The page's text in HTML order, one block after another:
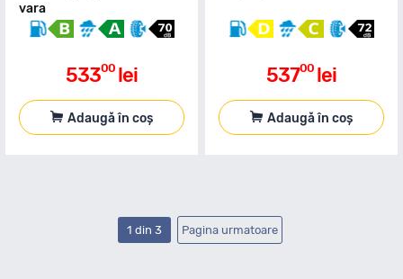
vara
53300 lei
Adaugă în coș
53700 lei
Adaugă în coș
1 din 3 Pagina urmatoare